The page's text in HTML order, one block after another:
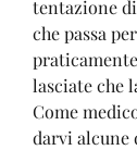
tentazione
che passa
lasciate che
Come
darvi alcune